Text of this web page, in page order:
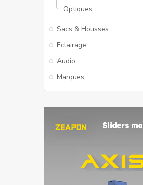
Optiques
Sacs & Housses
Eclairage
Audio
Marques